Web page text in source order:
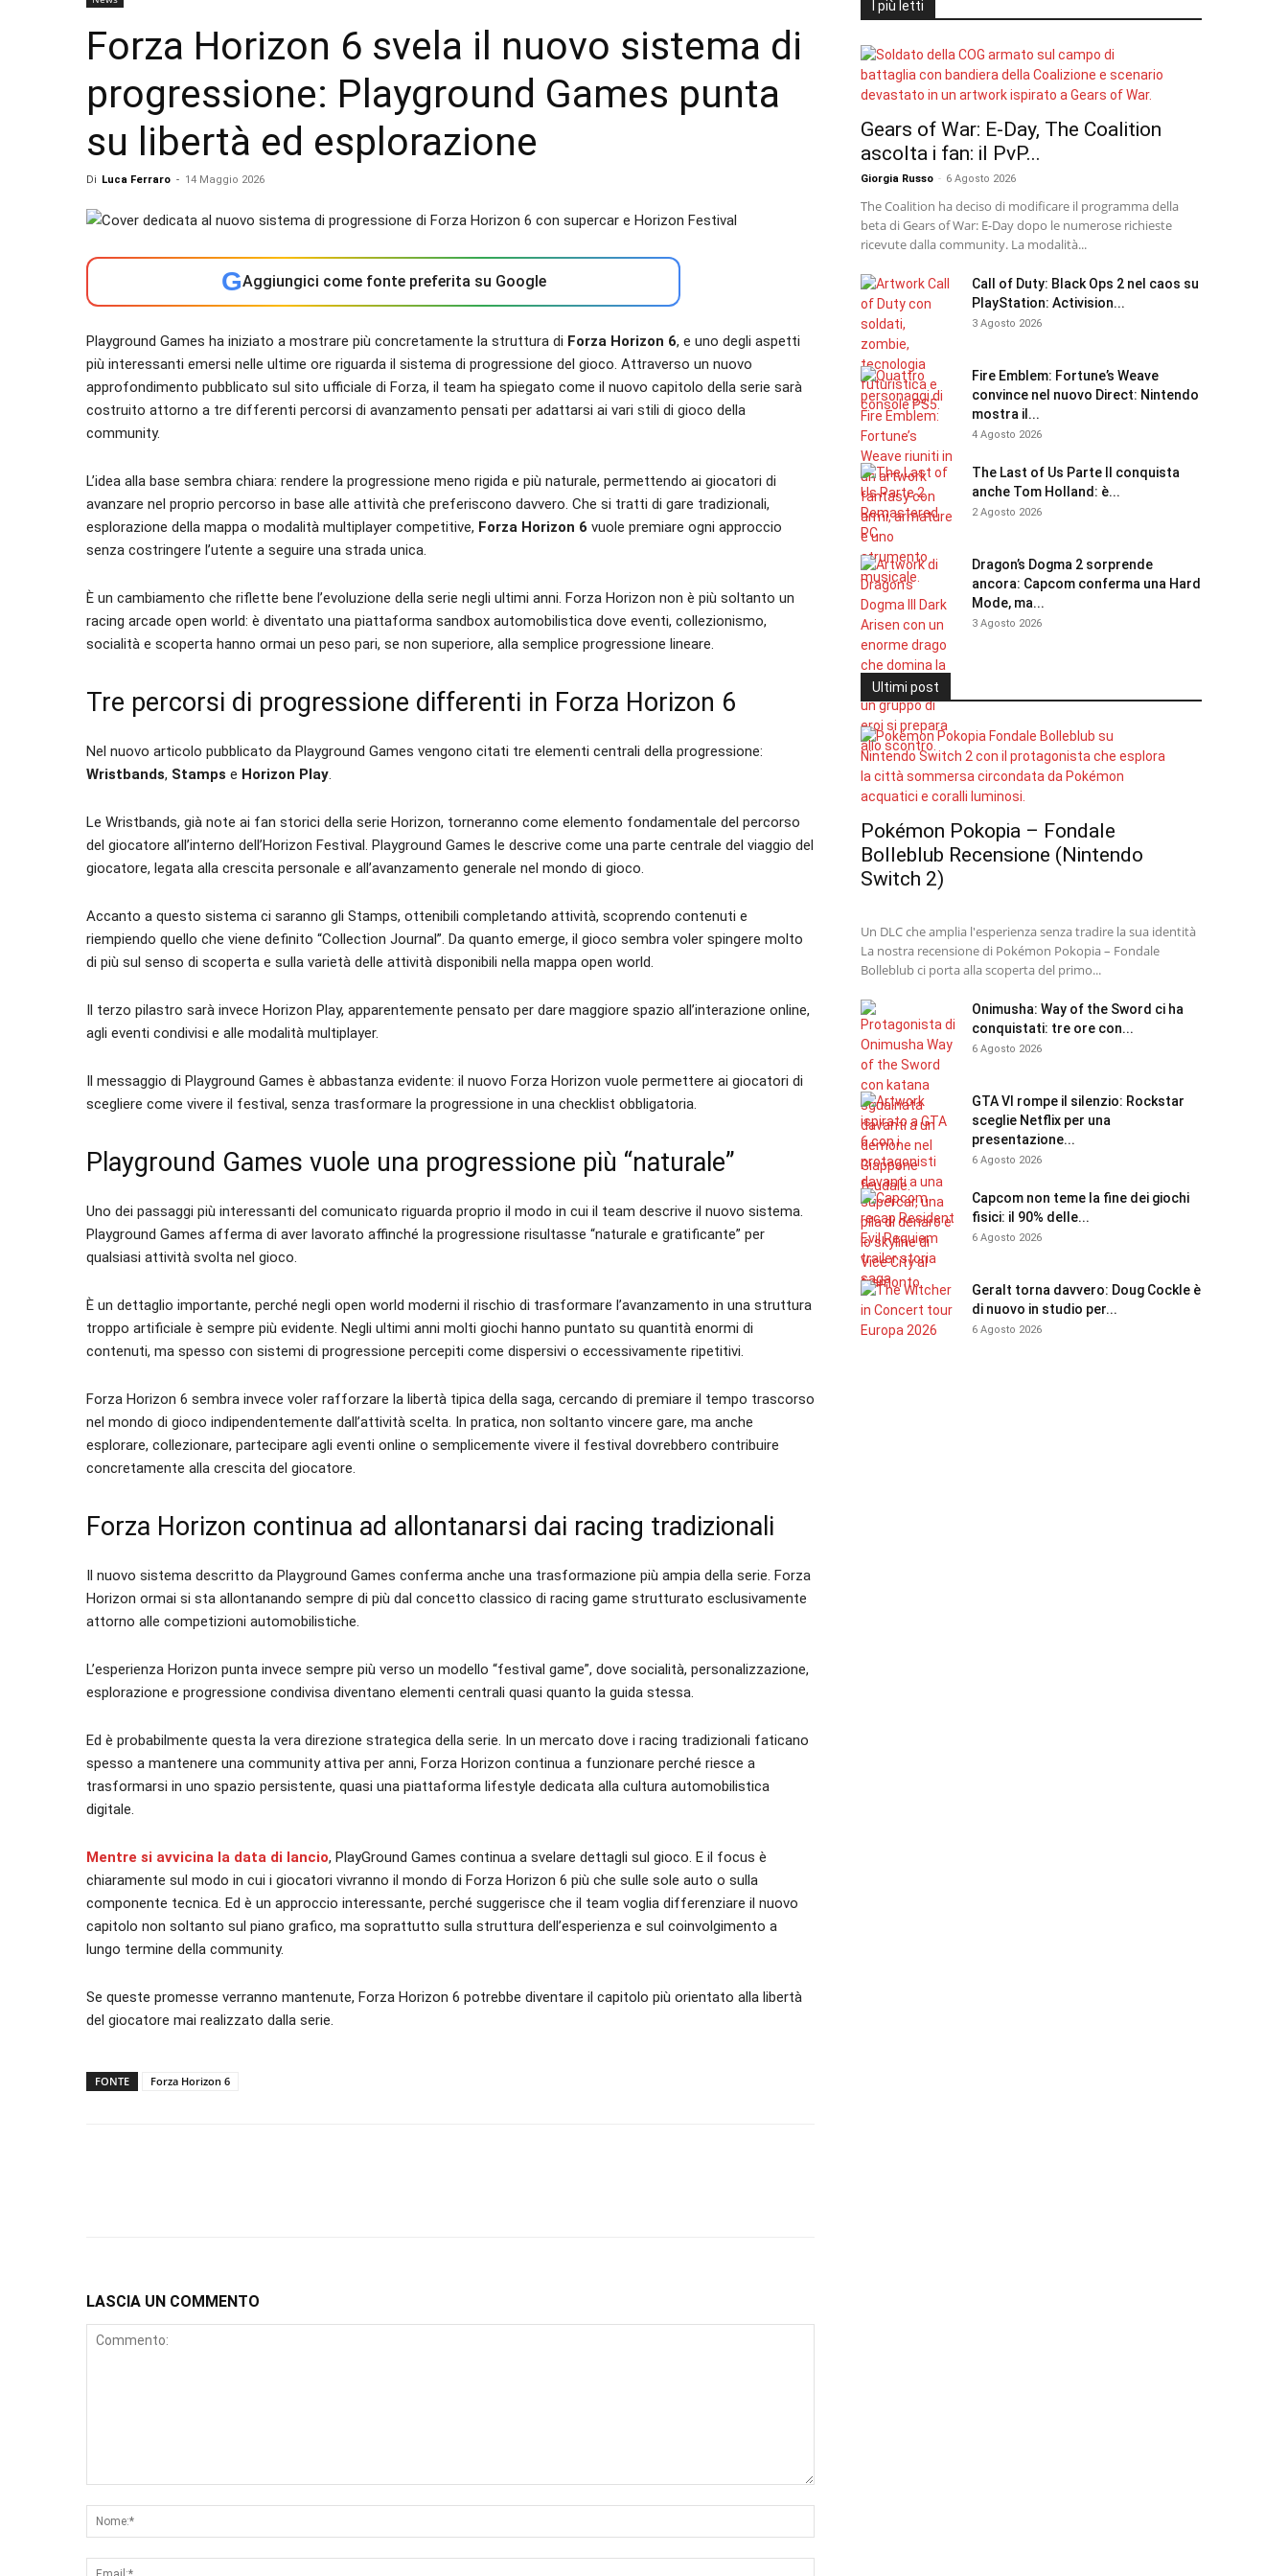
Forza Horizon 6 svela il nuovo sistema di
progressione: Playground Games punta
su libertà ed esplorazione
Di Luca Ferraro - 14 Maggio 2026
GAggiungici come fonte preferita su Google
Playground Games ha iniziato a mostrare più concretamente la struttura di Forza Horizon 6, e uno degli aspetti
più interessanti emersi nelle ultime ore riguarda il sistema di progressione del gioco. Attraverso un nuovo
approfondimento pubblicato sul sito ufficiale di Forza, il team ha spiegato come il nuovo capitolo della serie sarà
costruito attorno a tre differenti percorsi di avanzamento pensati per adattarsi ai vari stili di gioco della
community.
L’idea alla base sembra chiara: rendere la progressione meno rigida e più naturale, permettendo ai giocatori di
avanzare nel proprio percorso in base alle attività che preferiscono davvero. Che si tratti di gare tradizionali,
esplorazione della mappa o modalità multiplayer competitive, Forza Horizon 6 vuole premiare ogni approccio
senza costringere l’utente a seguire una strada unica.
È un cambiamento che riflette bene l’evoluzione della serie negli ultimi anni. Forza Horizon non è più soltanto un
racing arcade open world: è diventato una piattaforma sandbox automobilistica dove eventi, collezionismo,
socialità e scoperta hanno ormai un peso pari, se non superiore, alla semplice progressione lineare.
Tre percorsi di progressione differenti in Forza Horizon 6
Nel nuovo articolo pubblicato da Playground Games vengono citati tre elementi centrali della progressione:
Wristbands, Stamps e Horizon Play.
Le Wristbands, già note ai fan storici della serie Horizon, torneranno come elemento fondamentale del percorso
del giocatore all’interno dell’Horizon Festival. Playground Games le descrive come una parte centrale del viaggio del
giocatore, legata alla crescita personale e all’avanzamento generale nel mondo di gioco.
Accanto a questo sistema ci saranno gli Stamps, ottenibili completando attività, scoprendo contenuti e
riempiendo quello che viene definito “Collection Journal”. Da quanto emerge, il gioco sembra voler spingere molto
di più sul senso di scoperta e sulla varietà delle attività disponibili nella mappa open world.
Il terzo pilastro sarà invece Horizon Play, apparentemente pensato per dare maggiore spazio all’interazione online,
agli eventi condivisi e alle modalità multiplayer.
Il messaggio di Playground Games è abbastanza evidente: il nuovo Forza Horizon vuole permettere ai giocatori di
scegliere come vivere il festival, senza trasformare la progressione in una checklist obbligatoria.
Playground Games vuole una progressione più “naturale”
Uno dei passaggi più interessanti del comunicato riguarda proprio il modo in cui il team descrive il nuovo sistema.
Playground Games afferma di aver lavorato affinché la progressione risultasse “naturale e gratificante” per
qualsiasi attività svolta nel gioco.
È un dettaglio importante, perché negli open world moderni il rischio di trasformare l’avanzamento in una struttura
troppo artificiale è sempre più evidente. Negli ultimi anni molti giochi hanno puntato su quantità enormi di
contenuti, ma spesso con sistemi di progressione percepiti come dispersivi o eccessivamente ripetitivi.
Forza Horizon 6 sembra invece voler rafforzare la libertà tipica della saga, cercando di premiare il tempo trascorso
nel mondo di gioco indipendentemente dall’attività scelta. In pratica, non soltanto vincere gare, ma anche
esplorare, collezionare, partecipare agli eventi online o semplicemente vivere il festival dovrebbero contribuire
concretamente alla crescita del giocatore.
Forza Horizon continua ad allontanarsi dai racing tradizionali
Il nuovo sistema descritto da Playground Games conferma anche una trasformazione più ampia della serie. Forza
Horizon ormai si sta allontanando sempre di più dal concetto classico di racing game strutturato esclusivamente
attorno alle competizioni automobilistiche.
L’esperienza Horizon punta invece sempre più verso un modello “festival game”, dove socialità, personalizzazione,
esplorazione e progressione condivisa diventano elementi centrali quasi quanto la guida stessa.
Ed è probabilmente questa la vera direzione strategica della serie. In un mercato dove i racing tradizionali faticano
spesso a mantenere una community attiva per anni, Forza Horizon continua a funzionare perché riesce a
trasformarsi in uno spazio persistente, quasi una piattaforma lifestyle dedicata alla cultura automobilistica
digitale.
Mentre si avvicina la data di lancio, PlayGround Games continua a svelare dettagli sul gioco. E il focus è
chiaramente sul modo in cui i giocatori vivranno il mondo di Forza Horizon 6 più che sulle sole auto o sulla
componente tecnica. Ed è un approccio interessante, perché suggerisce che il team voglia differenziare il nuovo
capitolo non soltanto sul piano grafico, ma soprattutto sulla struttura dell’esperienza e sul coinvolgimento a
lungo termine della community.
Se queste promesse verranno mantenute, Forza Horizon 6 potrebbe diventare il capitolo più orientato alla libertà
del giocatore mai realizzato dalla serie.
FONTE Forza Horizon 6
LASCIA UN COMMENTO
I più letti
Gears of War: E-Day, The Coalition
ascolta i fan: il PvP...
Giorgia Russo - 6 Agosto 2026
The Coalition ha deciso di modificare il programma della
beta di Gears of War: E-Day dopo le numerose richieste
ricevute dalla community. La modalità...
Call of Duty: Black Ops 2 nel caos su
PlayStation: Activision...
3 Agosto 2026
Fire Emblem: Fortune’s Weave
convince nel nuovo Direct: Nintendo
mostra il...
4 Agosto 2026
The Last of Us Parte II conquista
anche Tom Holland: è...
2 Agosto 2026
Dragon’s Dogma 2 sorprende
ancora: Capcom conferma una Hard
Mode, ma...
3 Agosto 2026
Ultimi post
Pokémon Pokopia – Fondale
Bolleblub Recensione (Nintendo
Switch 2)
Un DLC che amplia l'esperienza senza tradire la sua identità
La nostra recensione di Pokémon Pokopia – Fondale
Bolleblub ci porta alla scoperta del primo...
Onimusha: Way of the Sword ci ha
conquistati: tre ore con...
6 Agosto 2026
GTA VI rompe il silenzio: Rockstar
sceglie Netflix per una
presentazione...
6 Agosto 2026
Capcom non teme la fine dei giochi
fisici: il 90% delle...
6 Agosto 2026
Geralt torna davvero: Doug Cockle è
di nuovo in studio per...
6 Agosto 2026